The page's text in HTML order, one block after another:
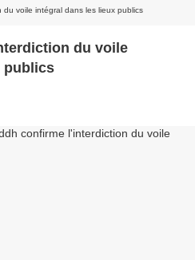
voile intégral dans les lieux publics
du voile
publics